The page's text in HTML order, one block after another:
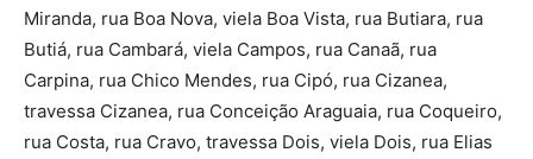
Miranda, rua Boa Nova, viela Boa Vista, rua Butiara, rua
Butiá, rua Cambará, viela Campos, rua Canaã, rua
Carpina, rua Chico Mendes, rua Cipó, rua Cizanea,
travessa Cizanea, rua Conceição Araguaia, rua Coqueiro,
rua Costa, rua Cravo, travessa Dois, viela Dois, rua Elias